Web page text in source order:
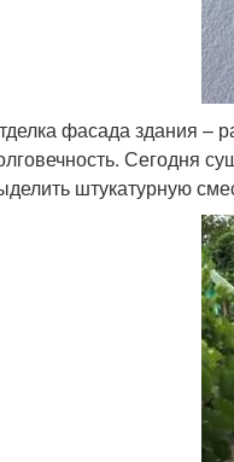
фасада здания –
Сегодня
штукатурную